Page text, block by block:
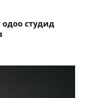
одоо студид